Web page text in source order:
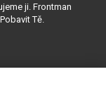
ji. Frontman
Tě.